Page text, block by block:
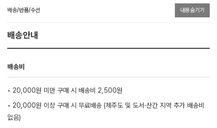
배송/반품/수선 내용숨기기
배송안내
배송비
• 20,000원 미만 구매 시 배송비 2,500원
• 20,000원 이상 구매 시 무료배송 (제주도 및 도서·산간 지역 추가 배송비
없음)